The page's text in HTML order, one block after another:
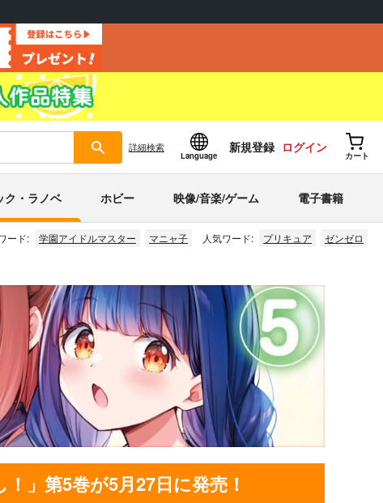
詳細検索
Language
新規登録 ログイン
カート
ク・ラノベ ホビー 映像/音楽/ゲーム 電子書籍
ード: 学園アイドルマスター マニャ子 人気ワード: プリキュア ゼンゼロ
」第5巻が5月27日に発売！